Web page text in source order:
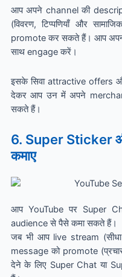
आप अपने channel की
(विवरण, टिप्पणियाँ और
promote कर सकते हैं। आप
साथ engage करें।
इसके सिवा attractive offers
देकर आप उन में अपने
सकते हैं।
6. Super Sticker
कमाए
आप YouTube पर Super
audience से पैसे कमा सकते हैं।
जब भी आप live stream
message को promote
देने के लिए Super Chat या